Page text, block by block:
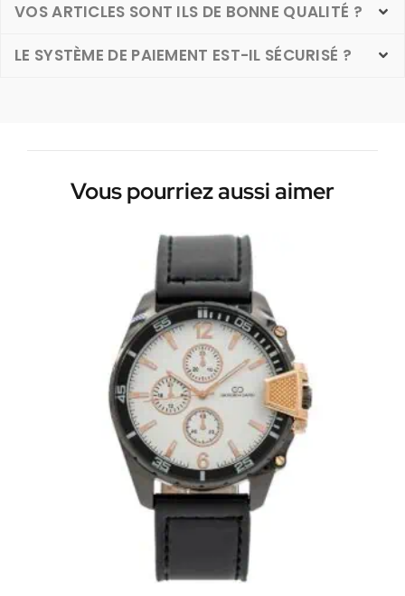
VOS ARTICLES SONT ILS DE BONNE QUALITÉ ?
LE SYSTÈME DE PAIEMENT EST-IL SÉCURISÉ ?
Vous pourriez aussi aimer